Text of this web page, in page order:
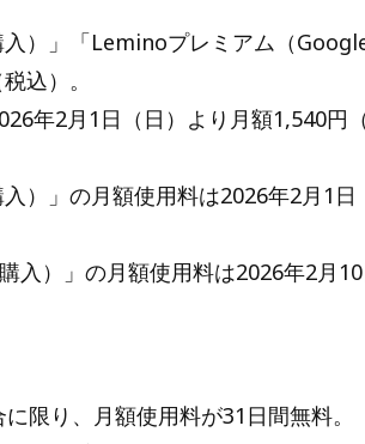
）」「Leminoプレミアム（
込）。
年2月1日（日）より月額1,540円
）」の月額使用料は2026年2月1日
入）」の月額使用料は2026年2月10
限り、月額使用料が31日間無料。